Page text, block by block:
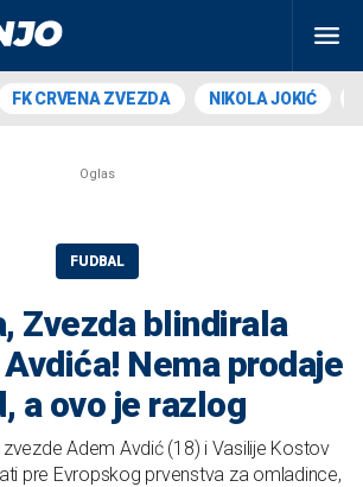
FK CRVENA ZVEZDA NIKOLA JOKIĆ
FUDBAL
Zvezda blindirala
Nema prodaje
a ovo je razlog
zvezde Adem Avdić (18) i Vasilije Kostov
pre Evropskog prvenstva za omladince,